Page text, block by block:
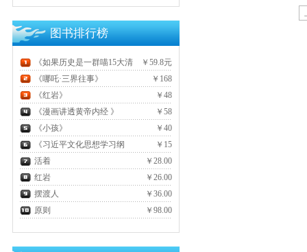
图书排行榜
《如果历史是一群喵15大清
风云篇》
￥59.8元
《哪吒·三界往事》
￥168
《红岩》
￥48
《漫画讲透黄帝内经 》
￥58
《小孩》
￥40
《习近平文化思想学习纲
要》
￥15
活着
￥28.00
红岩
￥26.00
摆渡人
￥36.00
原则
￥98.00